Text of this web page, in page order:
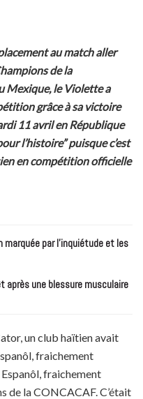
au match aller
de la
Mexique, le Violette a
grâce à sa victoire
11 avril en République
l’histoire” puisque c’est
en compétition officielle
par l’inquiétude et les
après une blessure musculaire
un club haïtien avait
fraichement
fraichement
de la CONCACAF. C’était